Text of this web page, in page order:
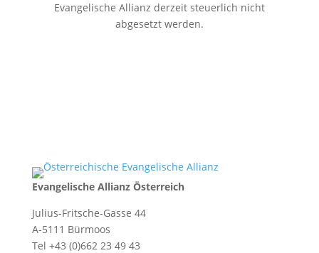
Evangelische Allianz derzeit steuerlich nicht
abgesetzt werden.
Evangelische Allianz Österreich
Julius-Fritsche-Gasse 44
A-5111 Bürmoos
Tel +43 (0)662 23 49 43